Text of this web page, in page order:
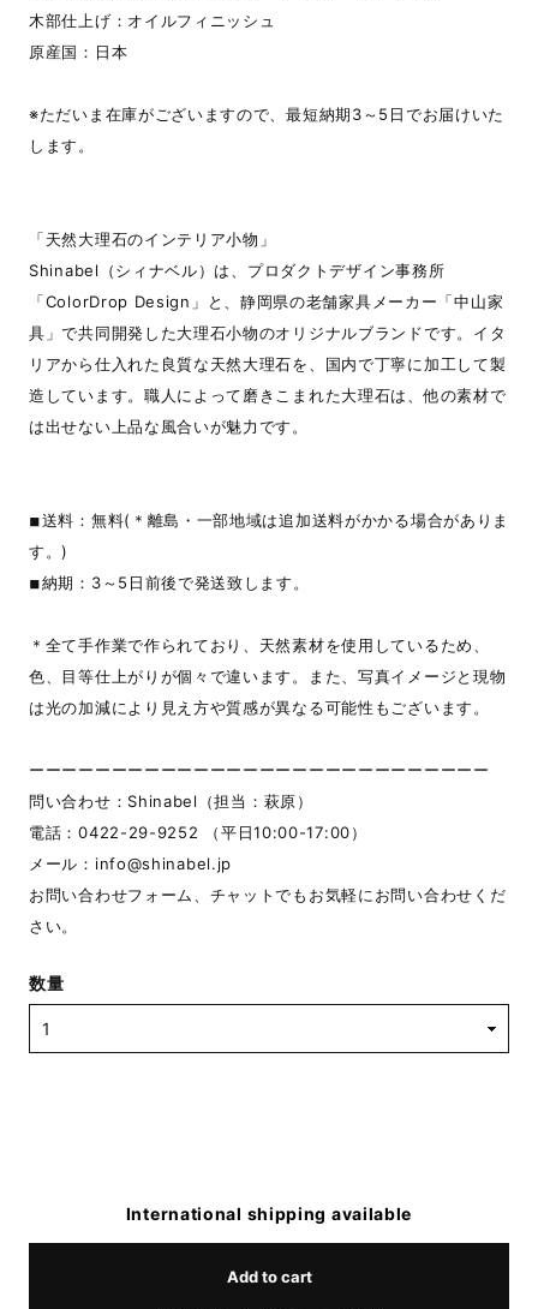
木部仕上げ：オイルフィニッシュ
原産国：日本
※ただいま在庫がございますので、最短納期3～5日でお届けいた
します。
「天然大理石のインテリア小物」
Shinabel（シィナベル）は、プロダクトデザイン事務所
「ColorDrop Design」と、静岡県の老舗家具メーカー「中山家
具」で共同開発した大理石小物のオリジナルブランドです。イタ
リアから仕入れた良質な天然大理石を、国内で丁寧に加工して製
造しています。職人によって磨きこまれた大理石は、他の素材で
は出せない上品な風合いが魅力です。
◾︎送料：無料(＊離島・一部地域は追加送料がかかる場合がありま
す。)
◾︎納期：3～5日前後で発送致します。
＊全て手作業で作られており、天然素材を使用しているため、
色、目等仕上がりが個々で違います。また、写真イメージと現物
は光の加減により見え方や質感が異なる可能性もございます。
ーーーーーーーーーーーーーーーーーーーーーーーーーーーー
問い合わせ：Shinabel（担当：萩原）
電話：0422-29-9252 （平日10:00-17:00）
メール： info@shinabel.jp
お問い合わせフォーム、チャットでもお気軽にお問い合わせくだ
さい。
数量
International shipping available
Add to cart